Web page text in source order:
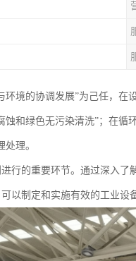
环境的协调发展”为己任，
和绿色无污染清洗”；在
理。
行的重要环节。通过深入
以制定和实施有效的工业设